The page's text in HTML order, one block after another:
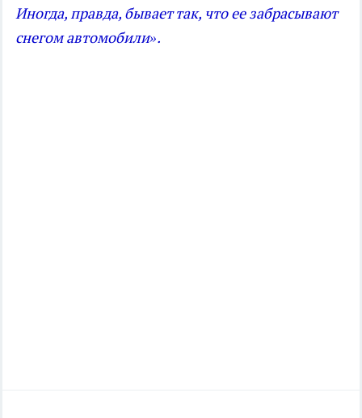
Иногда, правда, бывает так, что ее забрасывают
снегом автомобили».